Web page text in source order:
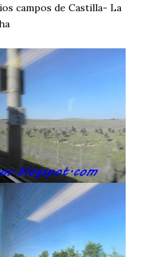
campos de Castilla- La